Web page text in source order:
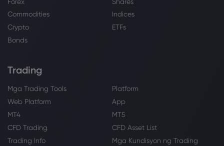
Commodities
Indices
Crypto
ETFs
Bonds
Trading
Mga Trading Tools
Platform
Web Platform
App
MT4
MT5
CFD Trading
CFD Asset List
Trading Info
Mga Kundisyon ng Trading